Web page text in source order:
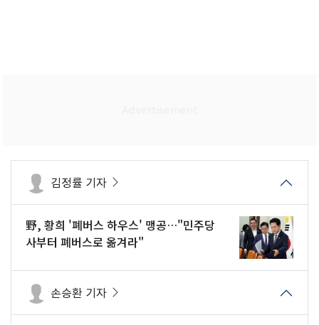
김정률 기자
野, 황희 '폐버스 하우스' 맹공…"민주당
사부터 폐버스로 옮겨라"
손승환 기자